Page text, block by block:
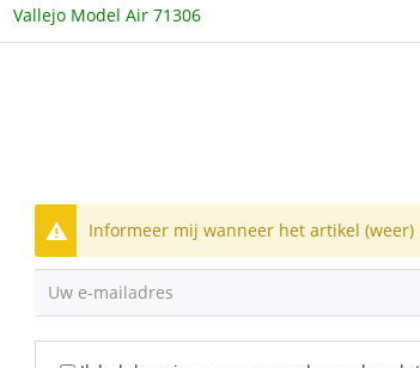
Vallejo Model Air 71306
Informeer mij wanneer het artikel (weer)
Uw e-mailadres